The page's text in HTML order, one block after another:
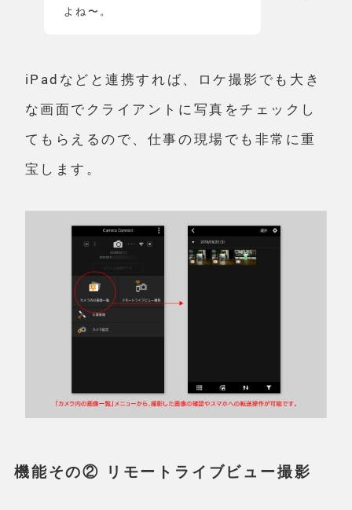
よね〜。
iPadなどと連携すれば、ロケ撮影でも大き
な画面でクライアントに写真をチェックし
てもらえるので、仕事の現場でも非常に重
宝します。
機能その② リモートライブビュー撮影